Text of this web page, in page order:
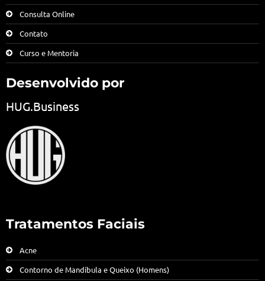
Consulta Online
Contato
Curso e Mentoria
Desenvolvido por
HUG.Business
Tratamentos Faciais
Acne
Contorno de Mandíbula e Queixo (Homens)